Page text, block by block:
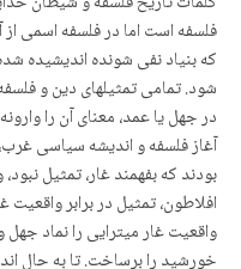
فلسفه است اما در فلسفه اسمی
که بنیاد نفی شونده اندیشیده
شود. تمامی تمثیلهای دین و
در جهل یا عمد، معنای آن را
آغاز فلسفه و اندیشه سیاسی
بودند که بفهمند غار، تمثیل
افلاطون، تمثیل در برابر
واقعیت غار میترایی را نماد
خورشید را برساخت. تا به حال